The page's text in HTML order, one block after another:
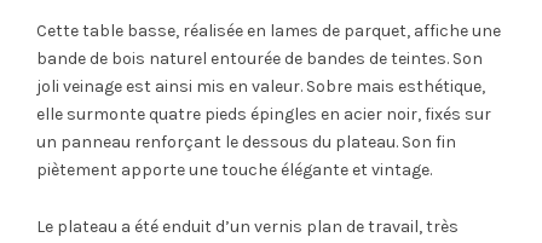
Cette table basse, réalisée en lames de parquet, affiche une
bande de bois naturel entourée de bandes de teintes. Son
joli veinage est ainsi mis en valeur. Sobre mais esthétique,
elle surmonte quatre pieds épingles en acier noir, fixés sur
un panneau renforçant le dessous du plateau. Son fin
piètement apporte une touche élégante et vintage.
Le plateau a été enduit d’un vernis plan de travail, très